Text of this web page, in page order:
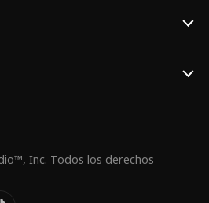
Inc. Todos los derechos